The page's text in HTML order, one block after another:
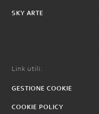
SKY ARTE
Link utili:
GESTIONE COOKIE
COOKIE POLICY